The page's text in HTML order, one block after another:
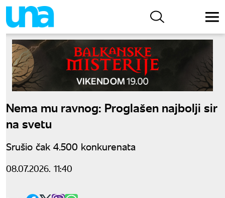
Nema mu ravnog: Proglašen najbolji sir
na svetu
Srušio čak 4.500 konkurenata
08.07.2026. 11:40